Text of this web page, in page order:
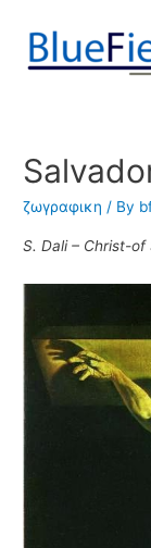
ζωγραφικη / By
S. Dali – Christ-of